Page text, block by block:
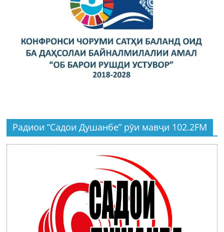
Радиои “Садои Душанбе” рӯи мавҷи 102.2FM